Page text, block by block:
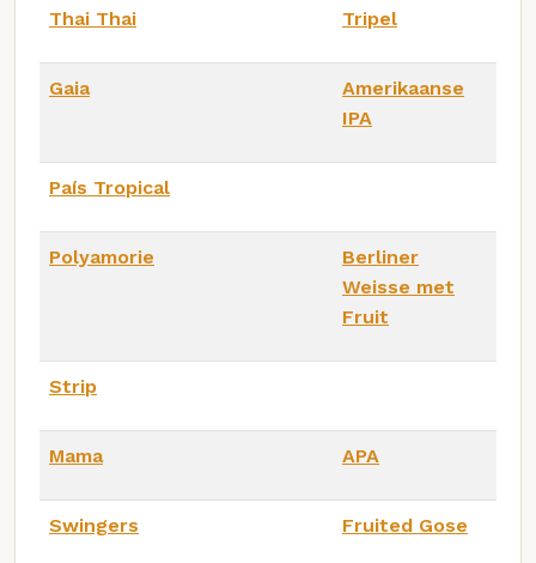
Thai Thai Tripel
Gaia
Amerikaanse
IPA
País Tropical
Polyamorie
Berliner
Weisse met
Fruit
Strip
Mama APA
Swingers Fruited Gose